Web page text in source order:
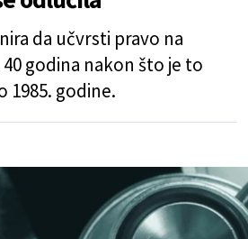
da učvrsti pravo na
godina nakon što je to
1985. godine.